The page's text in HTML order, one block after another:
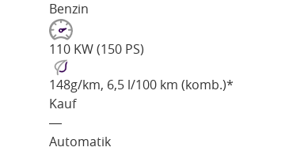
Benzin
110 KW (150 PS)
148g/km, 6,5 l/100 km (komb.)*
Kauf
―
Automatik